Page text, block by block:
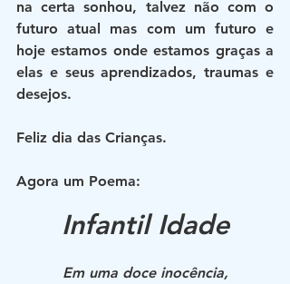
na certa sonhou, talvez não com o
futuro atual mas com um futuro e
hoje estamos onde estamos graças a
elas e seus aprendizados, traumas e
desejos.
Feliz dia das Crianças.
Agora um Poema:
Infantil Idade
Em uma doce inocência,